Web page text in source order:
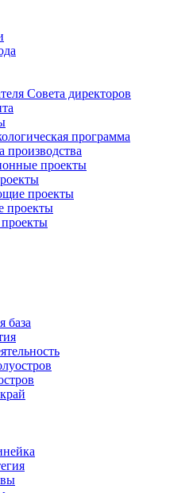
Совета директоров
программа
производства
проекты
проекты
проекты
база